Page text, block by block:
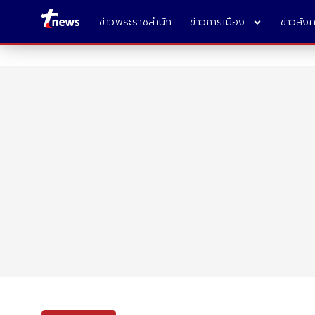
ข่าวพระราชสำนัก ข่าวการเมือง ข่าวสัง